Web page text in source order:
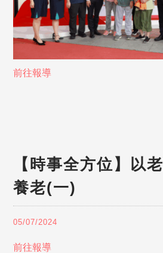
前往報導
【時事全方位】以
養老(一)
05/07/2024
前往報導